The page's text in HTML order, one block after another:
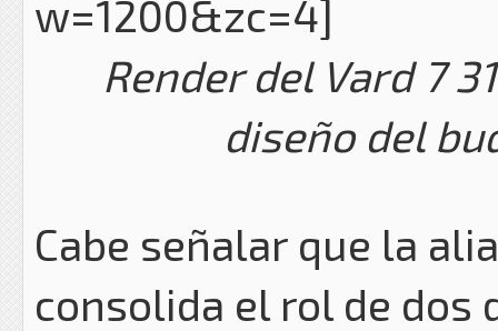
Render del Vard 7
diseño del
Cabe señalar que la
consolida el rol de